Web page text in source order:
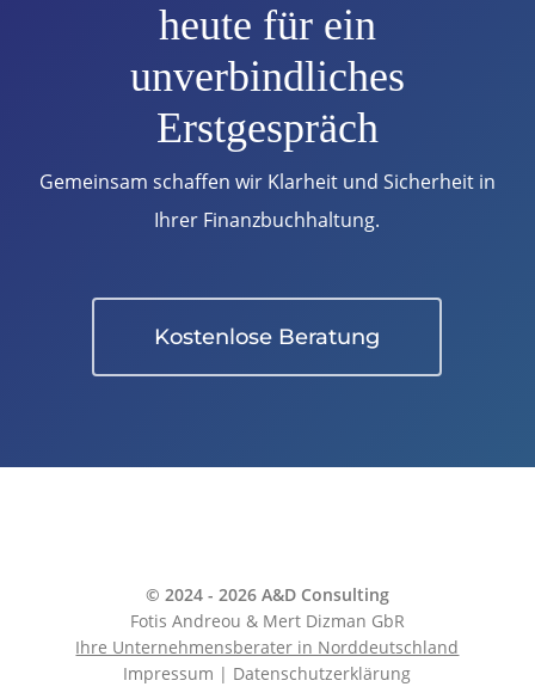
heute für ein
unverbindliches
Erstgespräch
Gemeinsam schaffen wir Klarheit und Sicherheit in
Ihrer Finanzbuchhaltung.
Kostenlose Beratung
© 2024 - 2026 A&D Consulting
Fotis Andreou & Mert Dizman GbR
Ihre Unternehmensberater in Norddeutschland
Impressum | Datenschutzerklärung